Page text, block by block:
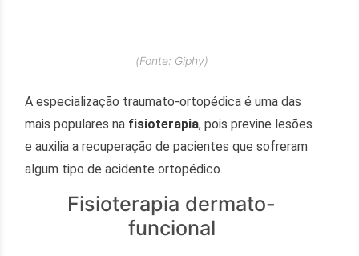
(Fonte: Giphy)
A especialização traumato-ortopédica é uma das
mais populares na fisioterapia, pois previne lesões
e auxilia a recuperação de pacientes que sofreram
algum tipo de acidente ortopédico.
Fisioterapia dermato-
funcional